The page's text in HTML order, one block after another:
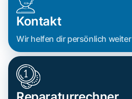
Kontakt
Wir helfen dir persönlich weiter